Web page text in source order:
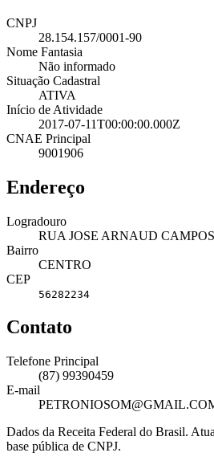
CNPJ
28.154.157/0001-90
Nome Fantasia
Não informado
Situação Cadastral
ATIVA
Início de Atividade
2017-07-11T00:00:00.000Z
CNAE Principal
9001906
Endereço
Logradouro
RUA JOSE ARNAUD
Bairro
CENTRO
CEP
56282234
Contato
Telefone Principal
(87) 99390459
E-mail
Dados da Receita Federal do Brasil.
base pública de CNPJ.